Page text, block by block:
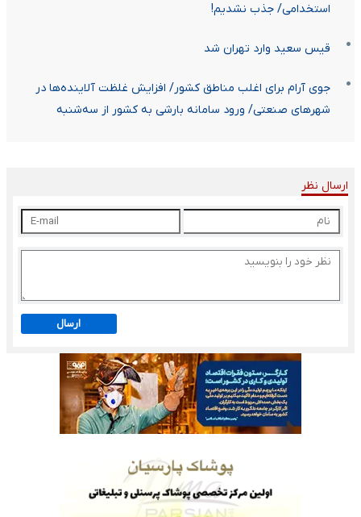
استخدامی/ جذب نشدیم!
قیس سعید وارد تهران شد
جوی آرام برای اغلب مناطق کشور/ افزایش غلظت آلاینده‌ها در
شهر‌های صنعتی/ ورود سامانه بارشی به کشور از سه‌شنبه
ارسال نظر
ارسال